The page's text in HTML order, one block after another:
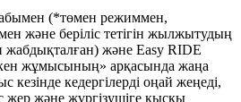
(*төмен режиммен,
және беріліс тетігін жылжытудың
жабдықталған) және Easy RIDE
жұмысының» арқасында жаңа
кезінде кедергілерді оңай жеңеді,
жер және жүргізушіге қысқы